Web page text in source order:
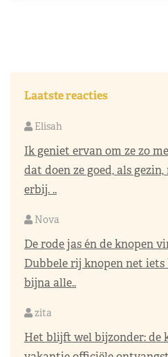
Laatste reacties
Elisah
Ik geniet ervan om ze zo
dat doen ze goed, als
erbij. ..
Nova
De rode jas én de knopen
Dubbele rij knopen net
bijna alle..
zita
Het blijft wel bijzonder: de